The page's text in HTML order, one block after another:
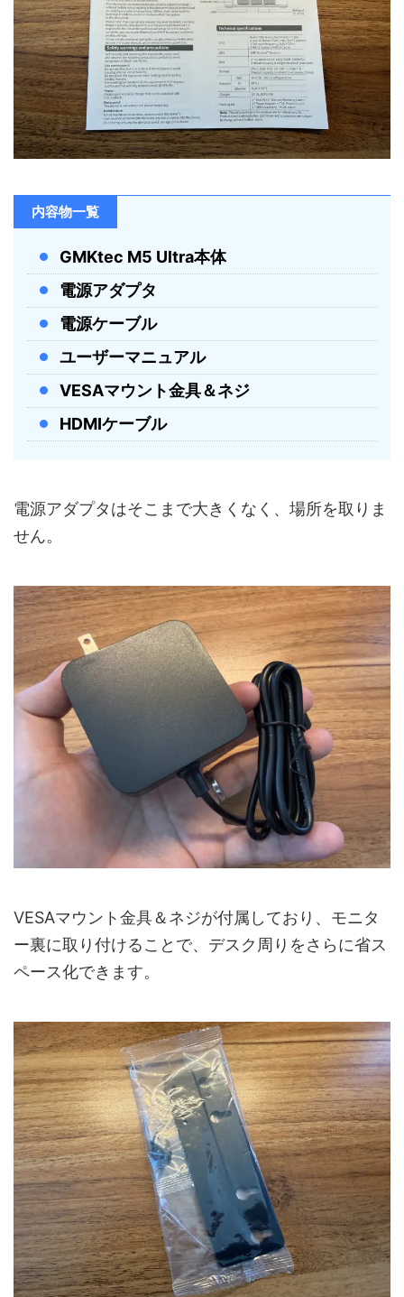
内容物一覧
GMKtec M5 Ultra本体
電源アダプタ
電源ケーブル
ユーザーマニュアル
VESAマウント金具＆ネジ
HDMIケーブル
電源アダプタはそこまで大きくなく、場所を取りま
せん。
VESAマウント金具＆ネジが付属しており、モニタ
ー裏に取り付けることで、デスク周りをさらに省ス
ペース化できます。